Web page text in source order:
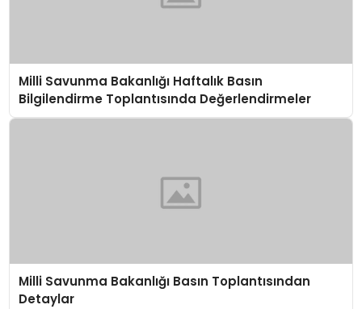
Milli Savunma Bakanlığı Haftalık Basın
Bilgilendirme Toplantısında Değerlendirmeler
Milli Savunma Bakanlığı Basın Toplantısından
Detaylar